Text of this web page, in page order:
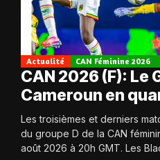
Actualité CAN Féminine 2026
CAN 2026 (F): Le
Cameroun en
Les troisièmes et derniers
du groupe D de la CAN
août 2026 à 20h GMT. Les